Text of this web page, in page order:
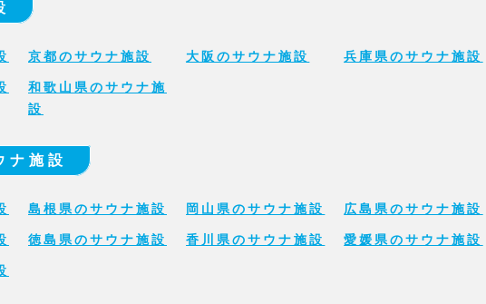
京都のサウナ施設 大阪のサウナ施設 兵庫県のサウナ施設
和歌山県のサウナ施
設
ナ施設
島根県のサウナ施設 岡山県のサウナ施設 広島県のサウナ施設
徳島県のサウナ施設 香川県のサウナ施設 愛媛県のサウナ施設